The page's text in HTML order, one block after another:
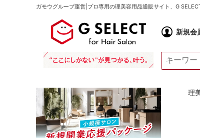
ガモウグループ運営|プロ専用の理美容用品通販サイト、G
新規会
理